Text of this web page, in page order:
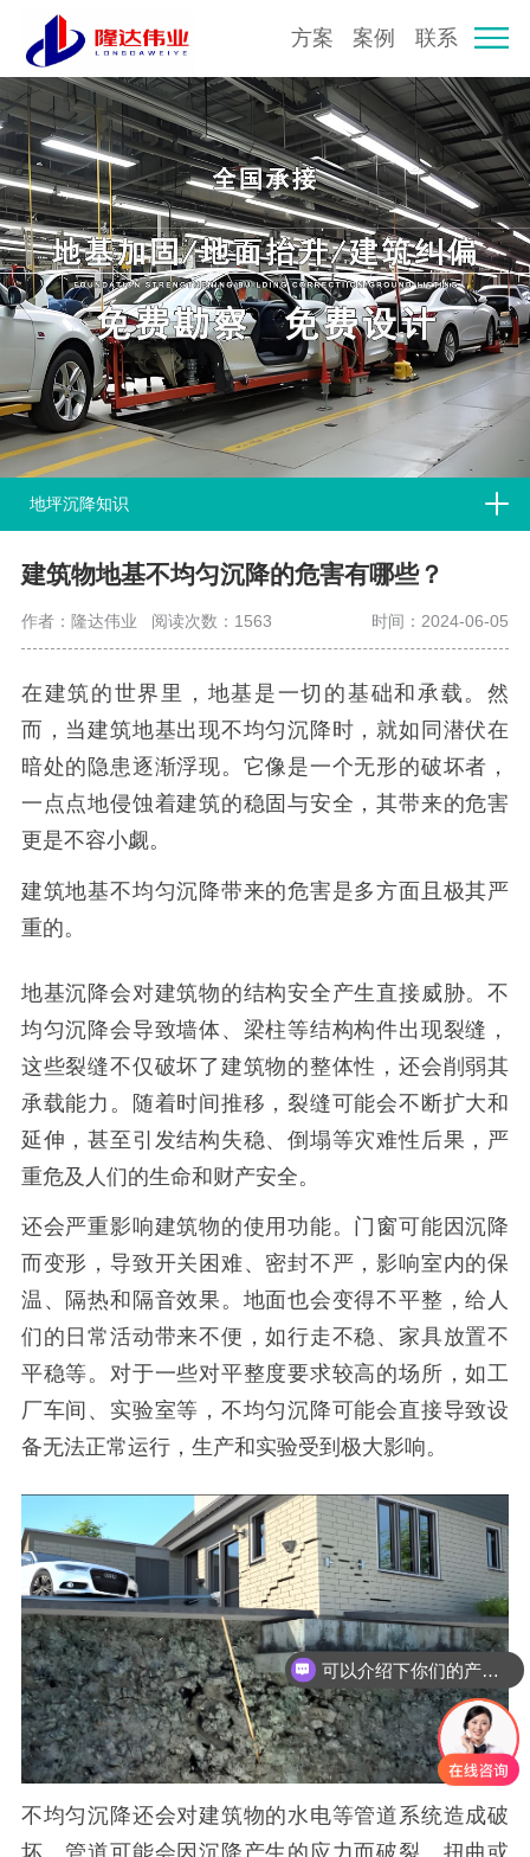
方案 案例 联系
地坪沉降知识
建筑物地基不均匀沉降的危害有哪些？
作者：隆达伟业 阅读次数：1563 时间：2024-06-05
在建筑的世界里，地基是一切的基础和承载。然
而，当建筑地基出现不均匀沉降时，就如同潜伏在
暗处的隐患逐渐浮现。它像是一个无形的破坏者，
一点点地侵蚀着建筑的稳固与安全，其带来的危害
更是不容小觑。
建筑地基不均匀沉降带来的危害是多方面且极其严
重的。
地基沉降会对建筑物的结构安全产生直接威胁。不
均匀沉降会导致墙体、梁柱等结构构件出现裂缝，
这些裂缝不仅破坏了建筑物的整体性，还会削弱其
承载能力。随着时间推移，裂缝可能会不断扩大和
延伸，甚至引发结构失稳、倒塌等灾难性后果，严
重危及人们的生命和财产安全。
还会严重影响建筑物的使用功能。门窗可能因沉降
而变形，导致开关困难、密封不严，影响室内的保
温、隔热和隔音效果。地面也会变得不平整，给人
们的日常活动带来不便，如行走不稳、家具放置不
平稳等。对于一些对平整度要求较高的场所，如工
厂车间、实验室等，不均匀沉降可能会直接导致设
备无法正常运行，生产和实验受到极大影响。
不均匀沉降还会对建筑物的水电等管道系统造成破
坏。管道可能会因沉降产生的应力而破裂、扭曲或
可以介绍下你们的产品么